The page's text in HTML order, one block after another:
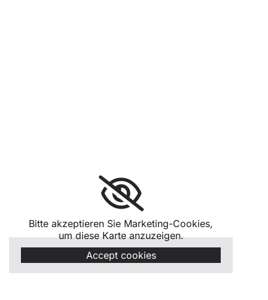
Bitte akzeptieren Sie Marketing-Cookies,
um diese Karte anzuzeigen.
Accept cookies